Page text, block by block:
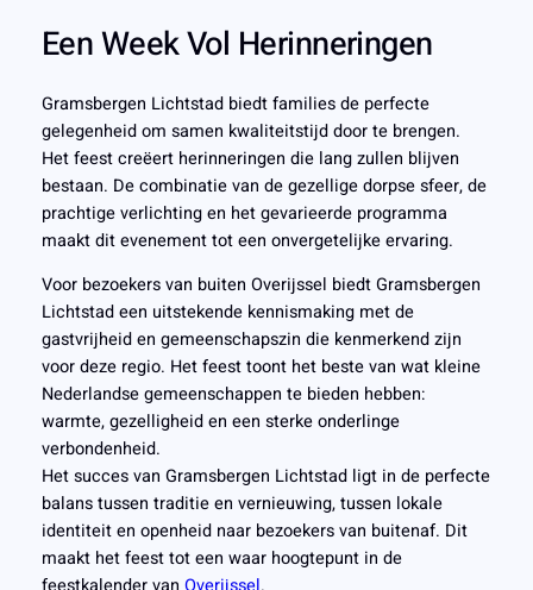
Een Week Vol Herinneringen
Gramsbergen Lichtstad biedt families de perfecte
gelegenheid om samen kwaliteitstijd door te brengen.
Het feest creëert herinneringen die lang zullen blijven
bestaan. De combinatie van de gezellige dorpse sfeer, de
prachtige verlichting en het gevarieerde programma
maakt dit evenement tot een onvergetelijke ervaring.
Voor bezoekers van buiten Overijssel biedt Gramsbergen
Lichtstad een uitstekende kennismaking met de
gastvrijheid en gemeenschapszin die kenmerkend zijn
voor deze regio. Het feest toont het beste van wat kleine
Nederlandse gemeenschappen te bieden hebben:
warmte, gezelligheid en een sterke onderlinge
verbondenheid.
Het succes van Gramsbergen Lichtstad ligt in de perfecte
balans tussen traditie en vernieuwing, tussen lokale
identiteit en openheid naar bezoekers van buitenaf. Dit
maakt het feest tot een waar hoogtepunt in de